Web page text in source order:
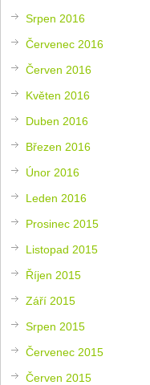
Srpen 2016
Červenec 2016
Červen 2016
Květen 2016
Duben 2016
Březen 2016
Únor 2016
Leden 2016
Prosinec 2015
Listopad 2015
Říjen 2015
Září 2015
Srpen 2015
Červenec 2015
Červen 2015